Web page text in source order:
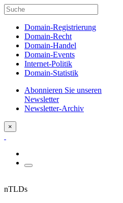
Domain-Registrierung
Domain-Recht
Domain-Handel
Domain-Events
Internet-Politik
Domain-Statistik
Abonnieren Sie unseren
Newsletter
Newsletter-Archiv
×
nTLDs